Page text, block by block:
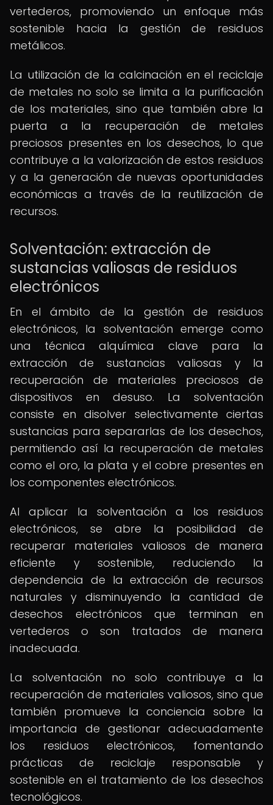
vertederos, promoviendo un enfoque más
sostenible hacia la gestión de residuos
metálicos.
La utilización de la calcinación en el reciclaje
de metales no solo se limita a la purificación
de los materiales, sino que también abre la
puerta a la recuperación de metales
preciosos presentes en los desechos, lo que
contribuye a la valorización de estos residuos
y a la generación de nuevas oportunidades
económicas a través de la reutilización de
recursos.
Solventación: extracción de
sustancias valiosas de residuos
electrónicos
En el ámbito de la gestión de residuos
electrónicos, la solventación emerge como
una técnica alquímica clave para la
extracción de sustancias valiosas y la
recuperación de materiales preciosos de
dispositivos en desuso. La solventación
consiste en disolver selectivamente ciertas
sustancias para separarlas de los desechos,
permitiendo así la recuperación de metales
como el oro, la plata y el cobre presentes en
los componentes electrónicos.
Al aplicar la solventación a los residuos
electrónicos, se abre la posibilidad de
recuperar materiales valiosos de manera
eficiente y sostenible, reduciendo la
dependencia de la extracción de recursos
naturales y disminuyendo la cantidad de
desechos electrónicos que terminan en
vertederos o son tratados de manera
inadecuada.
La solventación no solo contribuye a la
recuperación de materiales valiosos, sino que
también promueve la conciencia sobre la
importancia de gestionar adecuadamente
los residuos electrónicos, fomentando
prácticas de reciclaje responsable y
sostenible en el tratamiento de los desechos
tecnológicos.